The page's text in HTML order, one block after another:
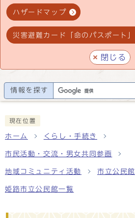
ハザードマップ
災害避難カード「命のパスポート」
閉じる
情報を探す
現在位置
ホーム くらし・手続き
市民活動・交流・男女共同参画
地域コミュニティ活動 市立公民館
姫路市立公民館一覧